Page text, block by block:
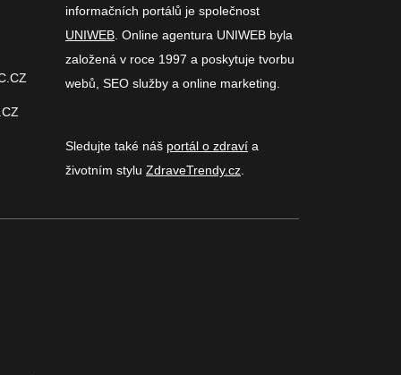
informačních portálů je společnost
UNIWEB . Online agentura UNIWEB byla
založená v roce 1997 a poskytuje tvorbu
webů, SEO služby a online marketing.
Sledujte také náš portál o zdraví a
životním stylu ZdraveTrendy.cz